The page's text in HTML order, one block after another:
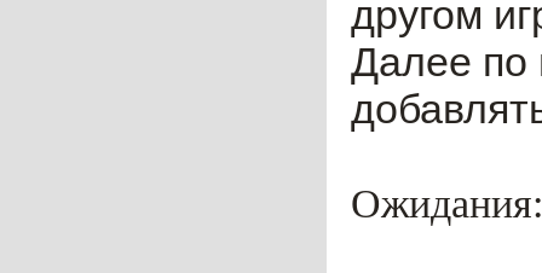
другом
Далее по
Ожидания: